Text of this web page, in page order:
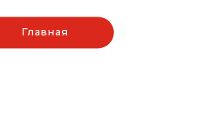
Главная